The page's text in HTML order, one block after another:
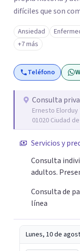
difíciles que son
intención es
que sientas la
daremos el tiempo
identificando con
pesa haciendo consciente
para comprender
situación que
sientes es el
amabilidad e ir
día a día. Si
escuchada y
estoy para
Ansiedad
+7 más
Teléfono
Consulta
Ernesto
01020 Ciudad
Servicios y
Consulta
adultos.
Consulta de
línea
Lunes, 10 de